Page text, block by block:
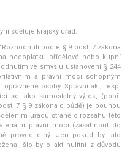
sděluje krajský úřad.
podle § 9 odst. 7 zákona
nedoplatku přídělové nebo kupní
ve smyslu ustanovení § 244
a právní moci schopným
osoby. Správní akt, resp.
se jako samostatný výrok, (popř.
7 § 9 zákona o půdě) je pouhou
úřadu straně o rozsahu této
právní moci (zasáhnout do
proveditelný. Jen pokud by tato
šlo by o akt nulitní z důvodu